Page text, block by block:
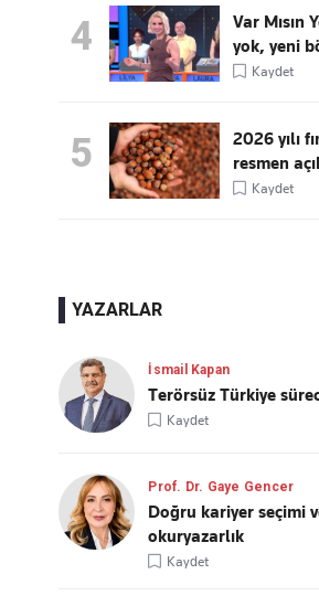
4
Var Mısın
yok, yeni
Kaydet
5
2026 yılı
resmen
Kaydet
YAZARLAR
İsmail Kapan
Terörsüz Türkiye
Kaydet
Prof. Dr. Gaye Gencer
Doğru kariyer seçimi
okuryazarlık
Kaydet